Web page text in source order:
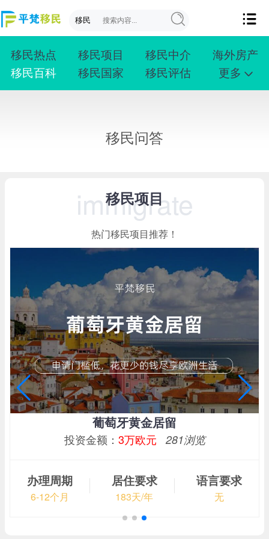
移民热点 移民项目 移民中介
海外房产
移民百科
移民国家 移民评估
更多
成功案例
投资移民 创业移民
购房移民
移民问答
移民项目
immigrate
热门移民项目推荐！
葡萄牙黄金居留
投资金额： 3万欧元 281浏览
办理周期
6-12个月
居住要求
183天/年
语言要求
无